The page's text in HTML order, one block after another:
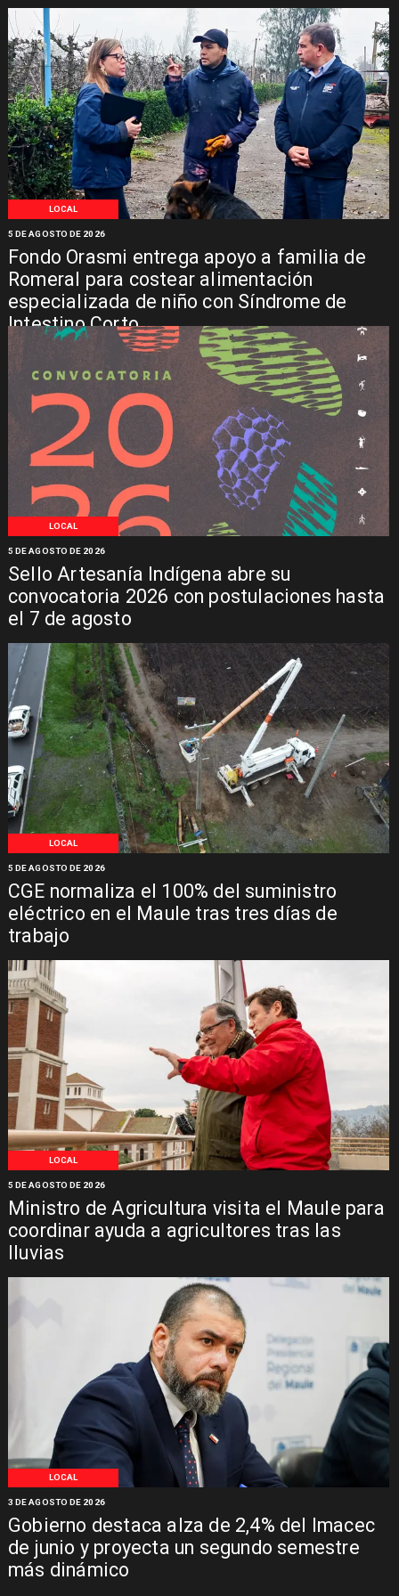
LOCAL
Fondo Orasmi entrega apoyo a familia de
Romeral para costear alimentación
especializada de niño con Síndrome de
Intestino Corto
5 DE AGOSTO DE 2026
LOCAL
Sello Artesanía Indígena abre su
convocatoria 2026 con postulaciones hasta
el 7 de agosto
5 DE AGOSTO DE 2026
LOCAL
CGE normaliza el 100% del suministro
eléctrico en el Maule tras tres días de
trabajo
5 DE AGOSTO DE 2026
LOCAL
Ministro de Agricultura visita el Maule para
coordinar ayuda a agricultores tras las
lluvias
5 DE AGOSTO DE 2026
LOCAL
Gobierno destaca alza de 2,4% del Imacec
de junio y proyecta un segundo semestre
más dinámico
3 DE AGOSTO DE 2026